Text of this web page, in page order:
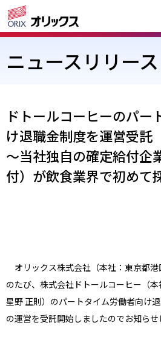
ニュースリリース
ドトールコーヒーのパー
け退職金制度を運営受託
～当社独自の確定給付企
付）が飲食業界で初めて
オリックス株式会社（本社：東京都港
のたび、株式会社ドトールコーヒー（本
星野 正則）のパートタイム労働者向け
の運営を受託開始しましたのでお知らせ